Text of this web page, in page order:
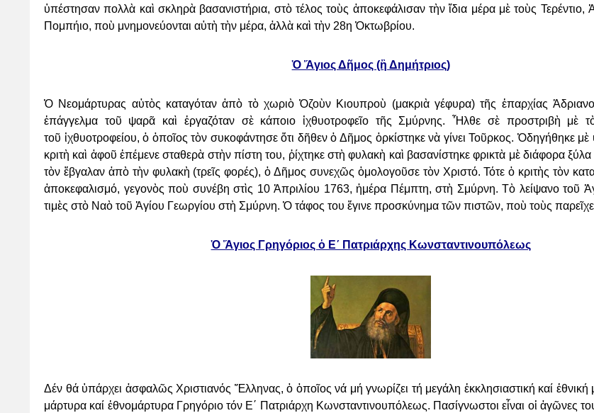
ὑπέστησανπολλὰ καὶ σκληρὰ βασανιστήρια, στὸ τέλος τοὺς ἀποκεφάλισαν τὴν ἴδια μέρα μὲ τοὺς Τερέντιο,
Πομπήιο, ποὺ μνημονεύονται αὐτὴ τὴν μέρα, ἀλλὰ καὶ τὴν 28η Ὀκτωβρίου.
Ὁ Ἅγιος Δῆμος (ἢ Δημήτριος)
Ὁ Νεομάρτυρας αὐτὸς καταγόταν ἀπὸ τὸ χωριὸ Ὀζοὺν Κιουπροὺ (μακριὰ γέφυρα) τῆς ἐπαρχίας
ἐπάγγελμα τοῦ ψαρᾶ καὶ ἐργαζόταν σὲ κάποιο ἰχθυοτροφεῖο τῆς Σμύρνης. Ἦλθε σὲ προστριβὴ μὲ
τοῦ ἰχθυοτροφείου, ὁ ὁποῖος τὸν συκοφάντησε ὅτι δῆθεν ὁ Δῆμος ὁρκίστηκε νὰ γίνειΤοῦρκος. Ὁδηγήθηκε μὲ
κριτὴ καὶ ἀφοῦ ἐπέμενε σταθερὰ στὴν πίστη του, ῥίχτηκε στὴ φυλακὴ καὶ βασανίστηκε φρικτὰ μὲ διάφορα ξύλα
τὸν ἔβγαλαν ἀπὸ τὴν φυλακὴ (τρεῖς φορές), ὁ Δῆμος συνεχῶς ὁμολογοῦσε τὸν Χριστό. Τότε ὁ κριτὴς τὸν
ἀποκεφαλισμό, γεγονὸς ποὺ συνέβη στὶς 10 Ἀπριλίου 1763, ἡμέρα Πέμπτη, στὴ Σμύρνη. Τὸ λείψανο τοῦ
τιμὲς στὸ Ναὸ τοῦ Ἁγίου Γεωργίου στὴ Σμύρνη. Ὁ τάφος του ἔγινε προσκύνημα τῶν πιστῶν, ποὺ τοὺς
Ὁ Ἅγιος Γρηγόριος ὁ Ε´ Πατριάρχης Κωνσταντινουπόλεως
Δέν θά ὑ­πάρ­χει ἀ­σφα­λῶς Χρι­στια­νός Ἕλ­ληνας, ὁ ὁ­ποῖ­ος νά μή γνω­ρί­ζει τή με­γά­λη ἐκ­κλη­σι­α­στι­κή καί ἐ­θνι­κή
μάρ­τυ­ρα καί ἐ­θνο­μάρ­τυ­ρα Γρη­γό­ριο τόν Ε΄ Πα­τριά­ρχη Κων­σταν­τι­νου­πό­λε­ως. Πα­σί­γνω­στοι εἶ­ναι οἱ ἀ­γῶ­νες